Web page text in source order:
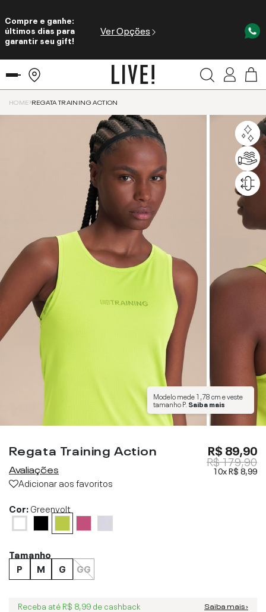
Compre e ganhe:
últimos dias para
garantir seu gift!
Ver Opções
HOME REGATA TRAINING ACTION
Modelo mede1,78 cme veste
tamanhoP. Saiba mais
Regata Training Action
Avaliações
Adicionar aos favoritos
R$ 89,90
R$ 179,90
10xR$ 8,99
Cor:Greenvolt
Tamanho
P
M G GG
Receba até R$ 8,99 de cashback Saiba mais ›